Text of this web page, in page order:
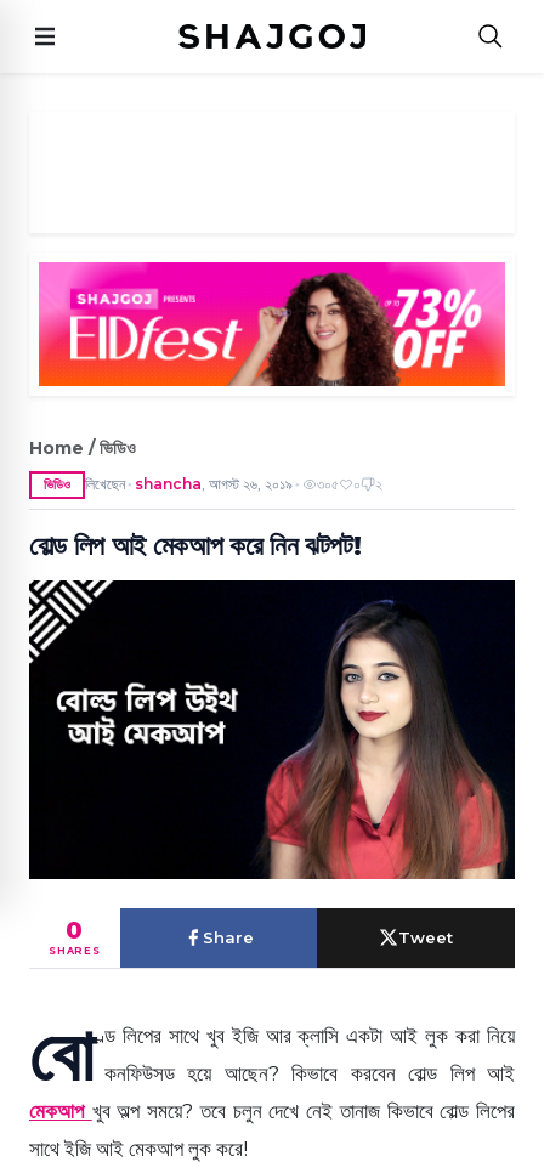
Home / ভিডিও
ভিডিও লিখেছেন ● shancha, আগস্ট ২৬, ২০১৯ ● ৩০৫ ০ ২
বোল্ড লিপ আই মেকআপ করে নিন ঝটপট!
0
SHARES
Share Tweet
বো ল্ড লিপের সাথে খুব ইজি আর ক্লাসি একটা আই লুক করা নিয়ে
কনফিউসড হয়ে আছেন? কিভাবে করবেন বোল্ড লিপ আই
মেকআপ খুব অল্প সময়ে? তবে চলুন দেখে নেই তানাজ কিভাবে বোল্ড লিপের
সাথে ইজি আই মেকআপ লুক করে!